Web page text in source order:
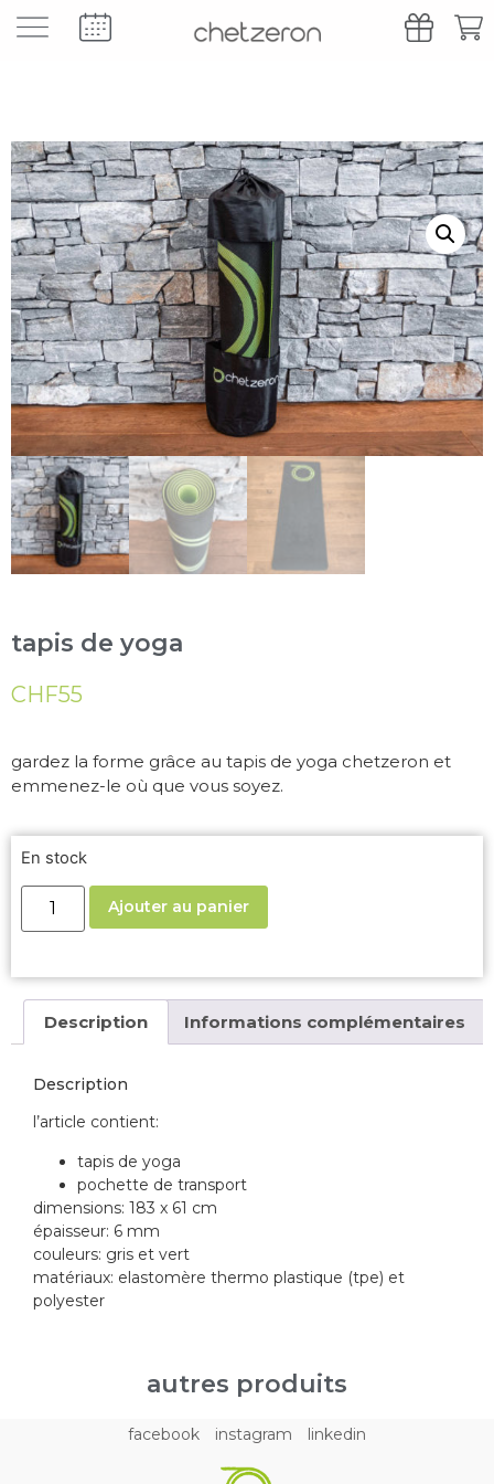
tapis de yoga
CHF55
gardez la forme grâce au tapis de yoga chetzeron et
emmenez-le où que vous soyez.
En stock
Ajouter au panier
Description Informations complémentaires
Description
l’article contient:
tapis de yoga
pochette de transport
dimensions: 183 x 61 cm
épaisseur: 6 mm
couleurs: gris et vert
matériaux: elastomère thermo plastique (tpe) et
polyester
autres produits
facebook instagram linkedin